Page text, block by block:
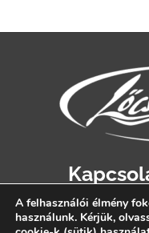
A felhasználói élmény
használunk. Kérjük,